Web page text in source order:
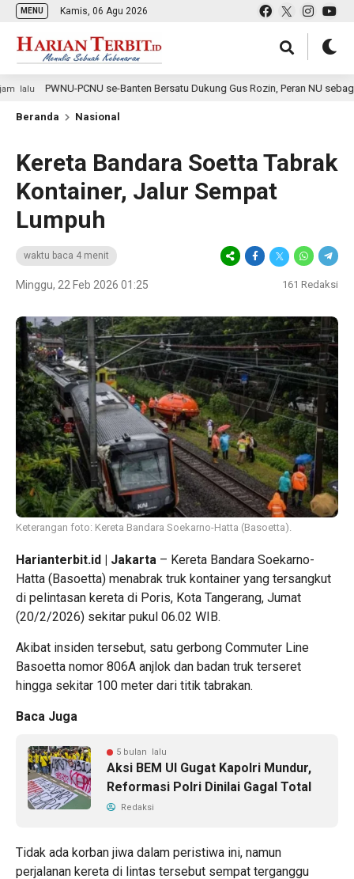
MENU Kamis, 06 Agu 2026
PCNU se-Banten Bersatu Dukung Gus Rozin, Peran NU sebagai
Beranda Nasional
Kereta Bandara Soetta Tabrak
Kontainer, Jalur Sempat
Lumpuh
waktu baca 4 menit
Minggu, 22 Feb 2026 01:25 161 Redaksi
Keterangan foto: Kereta Bandara Soekarno-Hatta (Basoetta).
Harianterbit.id | Jakarta – Kereta Bandara Soekarno-
Hatta (Basoetta) menabrak truk kontainer yang tersangkut
di pelintasan kereta di Poris, Kota Tangerang, Jumat
(20/2/2026) sekitar pukul 06.02 WIB.
Akibat insiden tersebut, satu gerbong Commuter Line
Basoetta nomor 806A anjlok dan badan truk terseret
hingga sekitar 100 meter dari titik tabrakan.
Baca Juga
5 bulan lalu
Aksi BEM UI Gugat Kapolri Mundur,
Reformasi Polri Dinilai Gagal Total
Redaksi
Tidak ada korban jiwa dalam peristiwa ini, namun
perjalanan kereta di lintas tersebut sempat terganggu